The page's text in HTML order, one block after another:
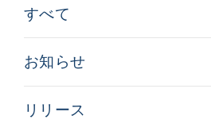
すべて
お知らせ
リリース